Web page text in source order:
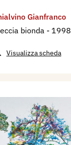
​Gianfranco
bionda - 1998
Visualizza scheda